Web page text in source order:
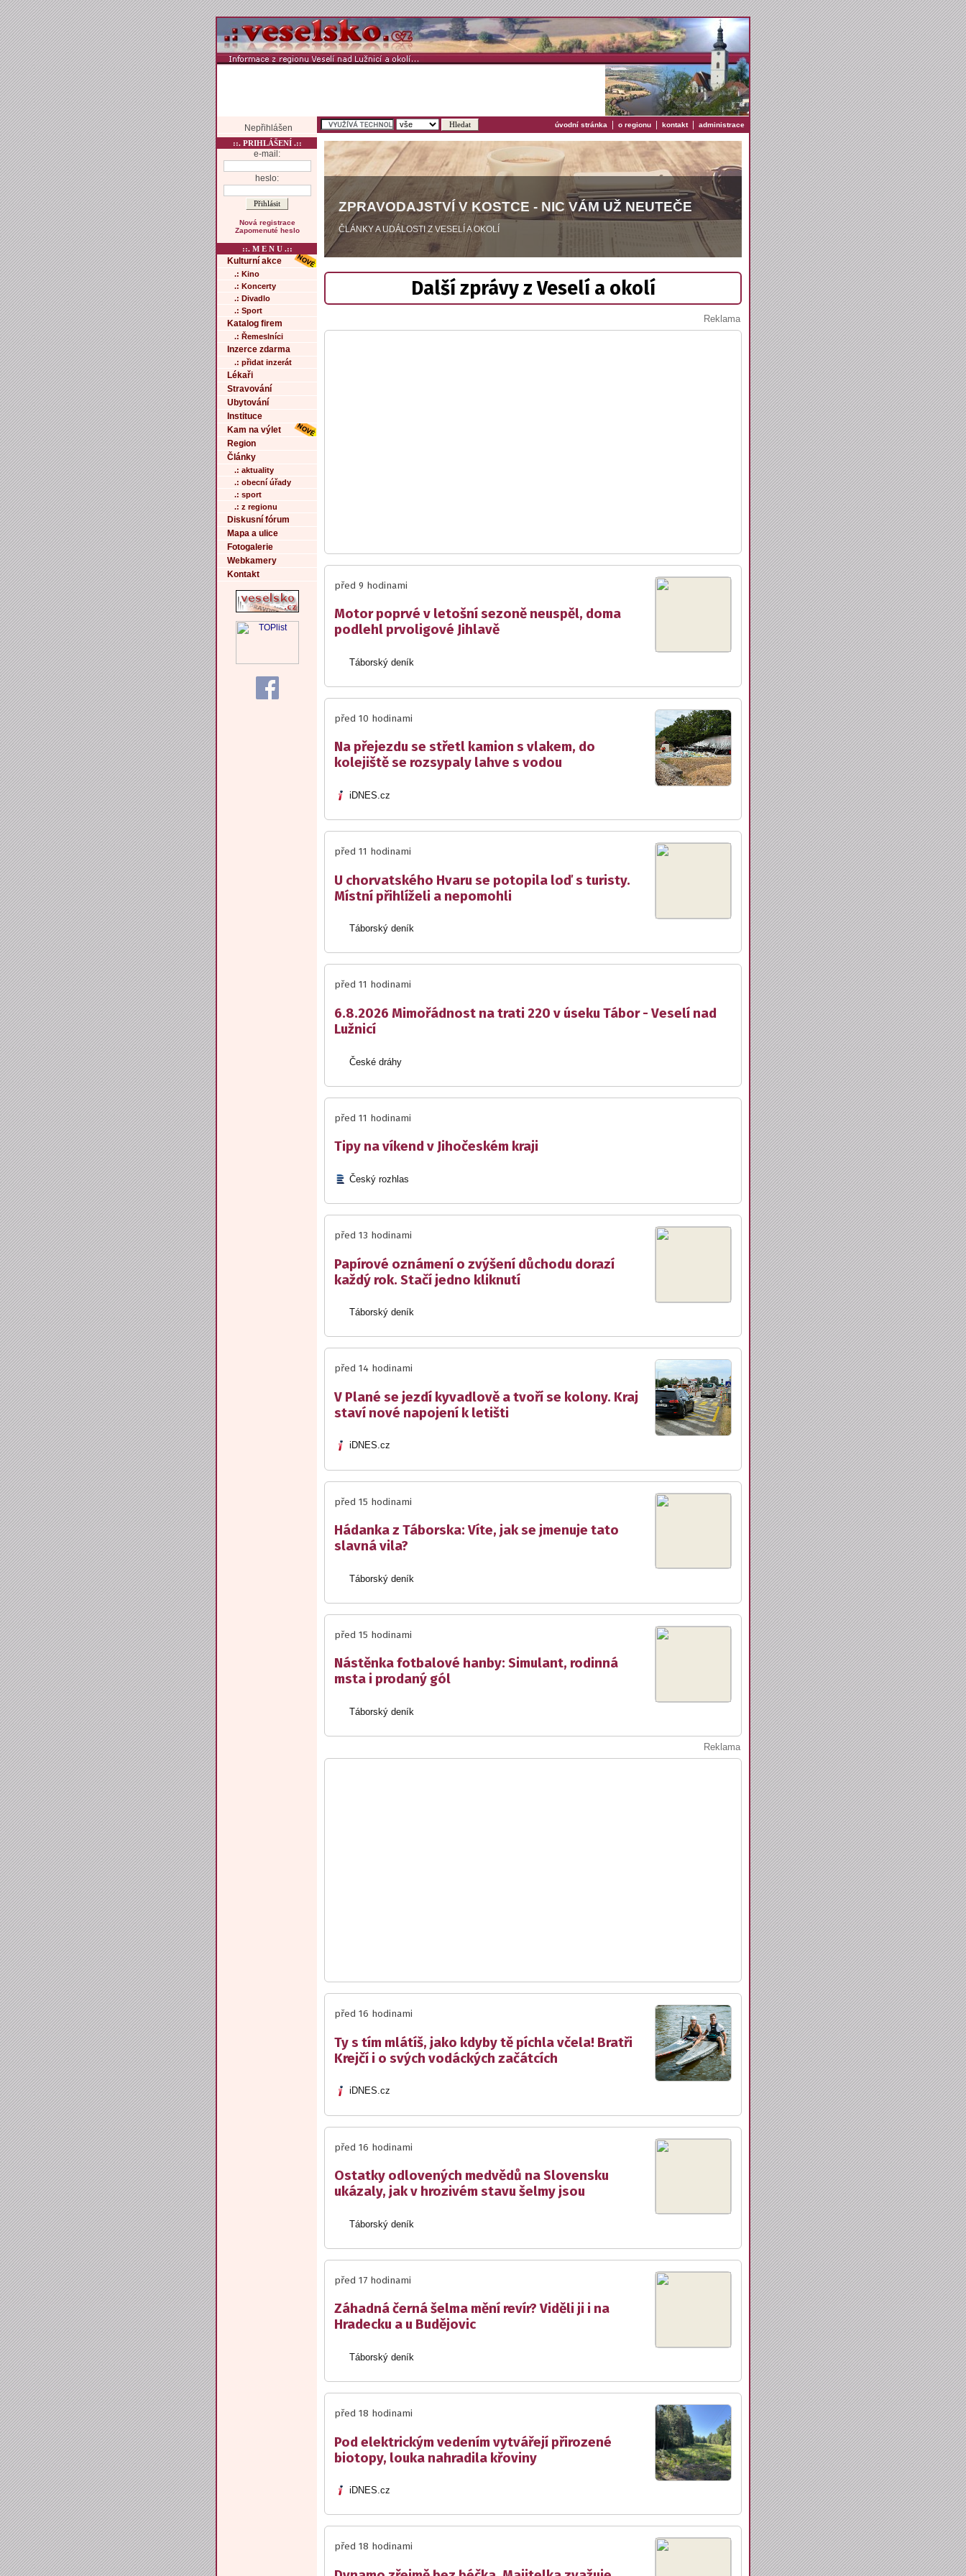
Nepřihlášen úvodní stránka | o regionu | kontakt| administrace
::. PRIHLÁŠENÍ .::
e-mail:
heslo:
Nová registrace
Zapomenuté heslo
::. M E N U .::
Kulturní akce
.: Kino
.: Koncerty
.: Divadlo
.: Sport
Katalog firem
.: Řemeslníci
Inzerce zdarma
.: přidat inzerát
Lékaři
Stravování
Ubytování
Instituce
Kam na výlet
Region
Články
.: aktuality
.: obecní úřady
.: sport
.: z regionu
Diskusní fórum
Mapa a ulice
Fotogalerie
Webkamery
Kontakt
ZPRAVODAJSTVÍ V KOSTCE - NIC VÁM UŽ NEUTEČE
ČLÁNKY A UDÁLOSTI Z VESELÍ A OKOLÍ
Další zprávy z Veselí a okolí
Reklama
před 9 hodinami
Motor poprvé v letošní sezoně neuspěl, doma
podlehl prvoligové Jihlavě
Táborský deník
před 10 hodinami
Na přejezdu se střetl kamion s vlakem, do
kolejiště se rozsypaly lahve s vodou
iDNES.cz
před 11 hodinami
U chorvatského Hvaru se potopila loď s turisty.
Místní přihlíželi a nepomohli
Táborský deník
před 11 hodinami
6.8.2026 Mimořádnost na trati 220 v úseku Tábor - Veselí nad
Lužnicí
České dráhy
před 11 hodinami
Tipy na víkend v Jihočeském kraji
Český rozhlas
před 13 hodinami
Papírové oznámení o zvýšení důchodu dorazí
každý rok. Stačí jedno kliknutí
Táborský deník
před 14 hodinami
V Plané se jezdí kyvadlově a tvoří se kolony. Kraj
staví nové napojení k letišti
iDNES.cz
před 15 hodinami
Hádanka z Táborska: Víte, jak se jmenuje tato
slavná vila?
Táborský deník
před 15 hodinami
Nástěnka fotbalové hanby: Simulant, rodinná
msta i prodaný gól
Táborský deník
Reklama
před 16 hodinami
Ty s tím mlátíš, jako kdyby tě píchla včela! Bratři
Krejčí i o svých vodáckých začátcích
iDNES.cz
před 16 hodinami
Ostatky odlovených medvědů na Slovensku
ukázaly, jak v hrozivém stavu šelmy jsou
Táborský deník
před 17 hodinami
Záhadná černá šelma mění revír? Viděli ji i na
Hradecku a u Budějovic
Táborský deník
před 18 hodinami
Pod elektrickým vedením vytvářejí přirozené
biotopy, louka nahradila křoviny
iDNES.cz
před 18 hodinami